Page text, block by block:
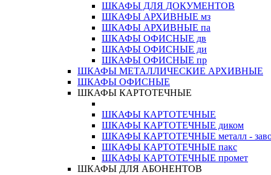
ШКАФЫ ДЛЯ ДОКУМЕНТОВ
ШКАФЫ АРХИВНЫЕ мз
ШКАФЫ АРХИВНЫЕ па
ШКАФЫ ОФИСНЫЕ дв
ШКАФЫ ОФИСНЫЕ ди
ШКАФЫ ОФИСНЫЕ пр
ШКАФЫ МЕТАЛЛИЧЕСКИЕ АРХИВНЫЕ
ШКАФЫ ОФИСНЫЕ
ШКАФЫ КАРТОТЕЧНЫЕ
ШКАФЫ КАРТОТЕЧНЫЕ
ШКАФЫ КАРТОТЕЧНЫЕ диком
ШКАФЫ КАРТОТЕЧНЫЕ металл -
ШКАФЫ КАРТОТЕЧНЫЕ пакс
ШКАФЫ КАРТОТЕЧНЫЕ промет
ШКАФЫ ДЛЯ АБОНЕНТОВ